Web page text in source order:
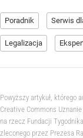
Poradnik Serwis
Legalizacja
Powyższy artykuł, którego
Creative Commons
na rzecz Fundacji
zleconego przez Prezesa